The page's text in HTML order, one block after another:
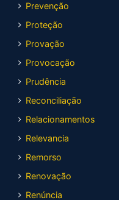
Prevenção
Proteção
Provação
Provocação
Prudência
Reconciliação
Relacionamentos
Relevancia
Remorso
Renovação
Renúncia